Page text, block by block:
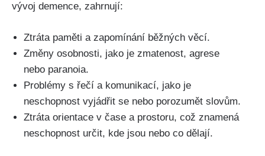
vývoj demence, zahrnují:
Ztráta paměti a zapomínání běžných věcí.
Změny osobnosti, jako je zmatenost, agrese
nebo paranoia.
Problémy s řečí a komunikací, jako je
neschopnost vyjádřit se nebo porozumět slovům.
Ztráta orientace v čase a prostoru, což znamená
neschopnost určit, kde jsou nebo co dělají.